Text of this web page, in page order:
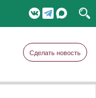
Сделать новость